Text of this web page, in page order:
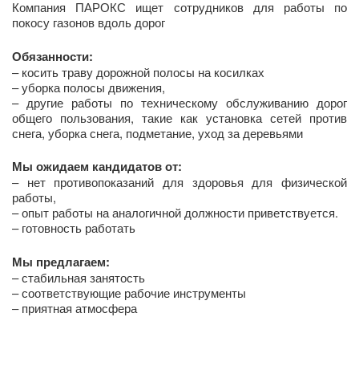
Компания ПАРОКС ищет сотрудников для работы по
покосу газонов вдоль дорог
Обязанности:
– косить траву дорожной полосы на косилках
– уборка полосы движения,
– другие работы по техническому обслуживанию дорог
общего пользования, такие как установка сетей против
снега, уборка снега, подметание, уход за деревьями
Мы ожидаем кандидатов от:
– нет противопоказаний для здоровья для физической
работы,
– опыт работы на аналогичной должности приветствуется.
– готовность работать
Мы предлагаем:
– стабильная занятость
– соответствующие рабочие инструменты
– приятная атмосфера